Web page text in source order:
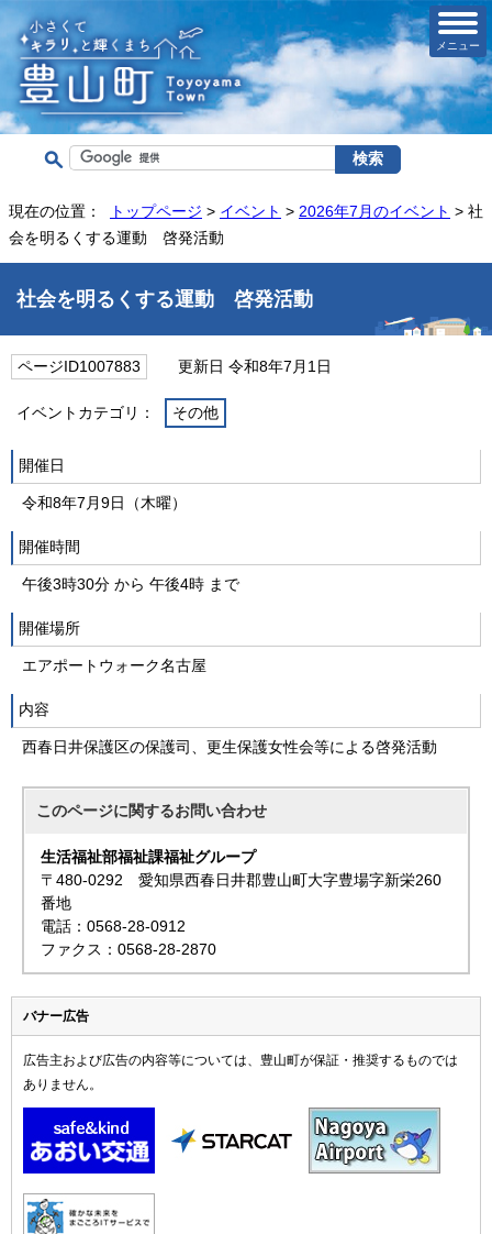
メニュー
現在の位置： トップページ > イベント > 2026年7月のイベント > 社
会を明るくする運動 啓発活動
社会を明るくする運動 啓発活動
ページID1007883 更新日 令和8年7月1日
イベントカテゴリ： その他
開催日
令和8年7月9日（木曜）
開催時間
午後3時30分 から 午後4時 まで
開催場所
エアポートウォーク名古屋
内容
西春日井保護区の保護司、更生保護女性会等による啓発活動
このページに関するお問い合わせ
生活福祉部福祉課福祉グループ
〒480-0292 愛知県西春日井郡豊山町大字豊場字新栄260
番地
電話：0568-28-0912
ファクス：0568-28-2870
バナー広告
広告主および広告の内容等については、豊山町が保証・推奨するものでは
ありません。